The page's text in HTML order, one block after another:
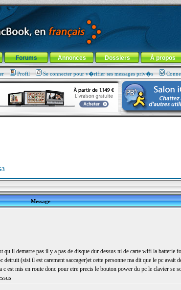
Forums Annonces Dossiers À propos
Profil Se connecter pour v�rifier ses messages priv�s
Message
il demarre pas il y a pas de disque dur dessus ni de carte wifi la batterie
(sisi il est carement saccager)et cette personne ma dit que le pc avait
est mis en route donc pour etre precis le bouton power du pc le clavier se